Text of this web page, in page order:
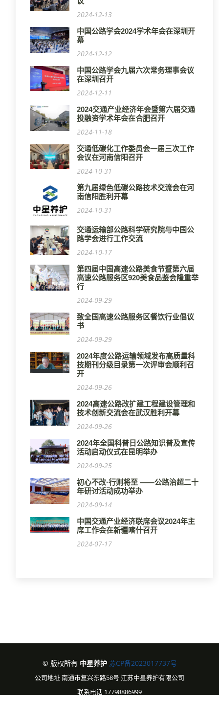
2024-12-13
中国公路学会2024学术年会在深圳开
幕
2024-12-12
中国公路学会九届六次常务理事会议
在深圳召开
2024-12-11
2024交通产业经济年会暨第六届交通
投融资学术年会在合肥召开
2024-11-18
交通低碳化工作委员会一届三次工作
会议在河南信阳召开
2024-10-31
第九届绿色低碳公路技术交流会在河
南信阳胜利开幕
2024-10-31
交通运输部公路科学研究院与中国公
路学会进行工作交流
2024-10-17
第四届中国高速公路美食节暨第六届
高速公路服务区920美食品鉴会隆重举
行
2024-09-29
致全国高速公路服务区餐饮行业倡议
书
2024-09-29
2024年度公路运输领域发布高质量科
技期刊分级目录第一次评审会顺利召
开
2024-09-26
2024高速公路改扩建工程建设管理和
技术创新交流会在武汉胜利开幕
2024-09-26
2024年全国科普日公路知识普及宣传
活动启动仪式在昆明举办
2024-09-25
初心不改·行则将至 ——公路治超二十
年研讨活动成功举办
2024-09-14
中国交通产业经济联席会议2024年主
席工作会在新疆喀什召开
2024-07-17
© 版权所有 中星养护 苏CP备2023017737号
公司地址 南通市复兴东路58号 江苏中星养护有限公司
联系电话 17798886999